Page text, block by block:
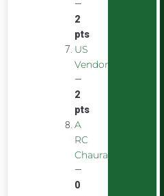
—
2
pts
US
Vendomoise
—
2
pts
A
RC
Chauray
—
0